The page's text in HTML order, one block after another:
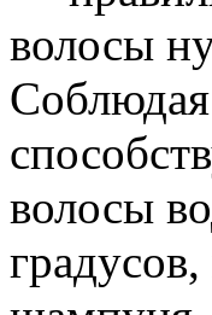
волосы
волосы